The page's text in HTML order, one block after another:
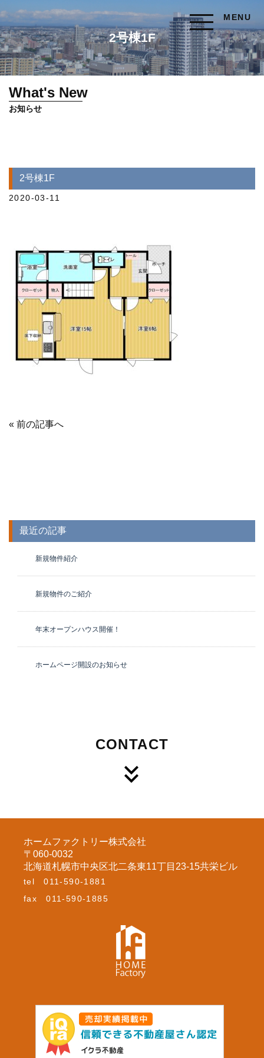
2号棟1F
MENU
What's New
お知らせ
2号棟1F
2020-03-11
« 前の記事へ
最近の記事
新規物件紹介
新規物件のご紹介
年末オープンハウス開催！
ホームページ開設のお知らせ
CONTACT
ホームファクトリー株式会社
〒060-0032
北海道札幌市中央区北二条東11丁目23-15共栄ビル
tel
011-590-1881
fax
011-590-1885